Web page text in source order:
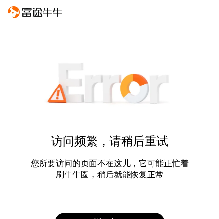
访问频繁，请稍后重试
您所要访问的页面不在这儿，它可能正忙着
刷牛牛圈，稍后就能恢复正常